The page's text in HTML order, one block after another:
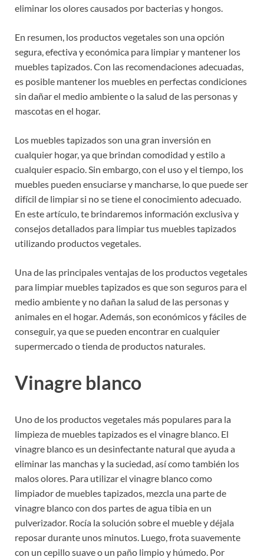
eliminar los olores causados por bacterias y hongos.
En resumen, los productos vegetales son una opción
segura, efectiva y económica para limpiar y mantener los
muebles tapizados. Con las recomendaciones adecuadas,
es posible mantener los muebles en perfectas condiciones
sin dañar el medio ambiente o la salud de las personas y
mascotas en el hogar.
Los muebles tapizados son una gran inversión en
cualquier hogar, ya que brindan comodidad y estilo a
cualquier espacio. Sin embargo, con el uso y el tiempo, los
muebles pueden ensuciarse y mancharse, lo que puede ser
difícil de limpiar si no se tiene el conocimiento adecuado.
En este artículo, te brindaremos información exclusiva y
consejos detallados para limpiar tus muebles tapizados
utilizando productos vegetales.
Una de las principales ventajas de los productos vegetales
para limpiar muebles tapizados es que son seguros para el
medio ambiente y no dañan la salud de las personas y
animales en el hogar. Además, son económicos y fáciles de
conseguir, ya que se pueden encontrar en cualquier
supermercado o tienda de productos naturales.
Vinagre blanco
Uno de los productos vegetales más populares para la
limpieza de muebles tapizados es el vinagre blanco. El
vinagre blanco es un desinfectante natural que ayuda a
eliminar las manchas y la suciedad, así como también los
malos olores. Para utilizar el vinagre blanco como
limpiador de muebles tapizados, mezcla una parte de
vinagre blanco con dos partes de agua tibia en un
pulverizador. Rocía la solución sobre el mueble y déjala
reposar durante unos minutos. Luego, frota suavemente
con un cepillo suave o un paño limpio y húmedo. Por